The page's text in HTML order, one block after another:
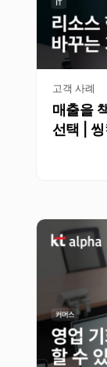
고객 사례
매출을
선택 |